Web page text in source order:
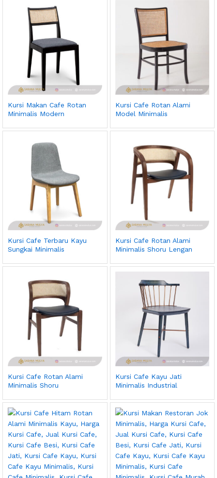
Kursi Makan Cafe Rotan
Minimalis Modern
Kursi Cafe Rotan Alami
Model Minimalis
Kursi Cafe Terbaru Kayu
Sungkai Minimalis
Kursi Cafe Rotan Alami
Minimalis Shoru Lengan
Kursi Cafe Rotan Alami
Minimalis Shoru
Kursi Cafe Kayu Jati
Minimalis Industrial